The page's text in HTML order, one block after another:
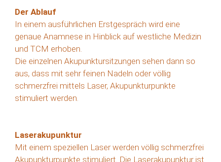
Der Ablauf
In einem ausführlichen Erstgespräch wird eine
genaue Anamnese in Hinblick auf westliche Medizin
und TCM erhoben.
Die einzelnen Akupunktursitzungen sehen dann so
aus, dass mit sehr feinen Nadeln oder völlig
schmerzfrei mittels Laser, Akupunkturpunkte
stimuliert werden.
Laserakupunktur
Mit einem speziellen Laser werden völlig schmerzfrei
Akupunkturpunkte stimuliert. Die Laserakupunktur ist